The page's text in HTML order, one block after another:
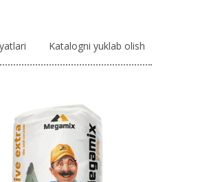
Katalogni yuklab olish